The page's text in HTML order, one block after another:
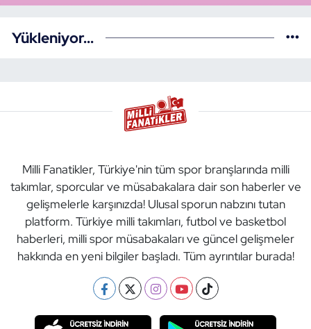
Yükleniyor...
Milli Fanatikler, Türkiye'nin tüm spor branşlarında milli
takımlar, sporcular ve müsabakalara dair son haberler ve
gelişmelerle karşınızda! Ulusal sporun nabzını tutan
platform. Türkiye milli takımları, futbol ve basketbol
haberleri, milli spor müsabakaları ve güncel gelişmeler
hakkında en yeni bilgiler başladı. Tüm ayrıntılar burada!